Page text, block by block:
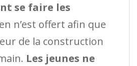
se faire les
n’est offert afin que
de la construction
Les jeunes ne